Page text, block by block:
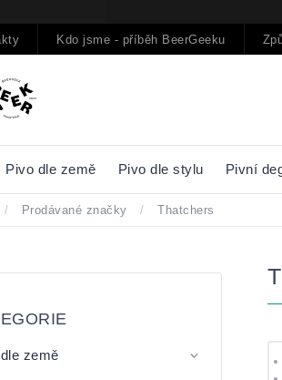
Kdo jsme - příběh BeerGeeku
Pivo dle země Pivo dle stylu Pivní
/ Prodávané značky / Thatchers
země